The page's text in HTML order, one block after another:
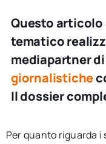
Questo articolo
tematico
mediapartner di
giornalistiche
Il dossier
Per quanto riguarda